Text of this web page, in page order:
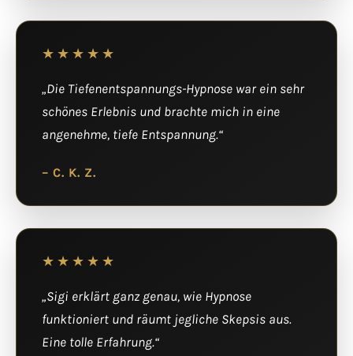
★★★★★
„Die Tiefenentspannungs-Hypnose war ein sehr
schönes Erlebnis und brachte mich in eine
angenehme, tiefe Entspannung.“
– C. K. Z.
★★★★★
„Sigi erklärt ganz genau, wie Hypnose
funktioniert und räumt jegliche Skepsis aus.
Eine tolle Erfahrung.“